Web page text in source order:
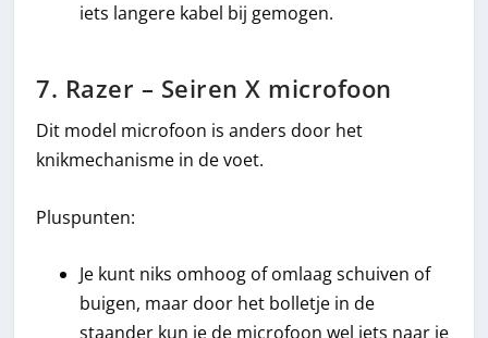
iets langere kabel bij gemogen.
7. Razer – Seiren X microfoon
Dit model microfoon is anders door het
knikmechanisme in de voet.
Pluspunten:
Je kunt niks omhoog of omlaag schuiven of
buigen, maar door het bolletje in de
staander kun je de microfoon wel iets naar je